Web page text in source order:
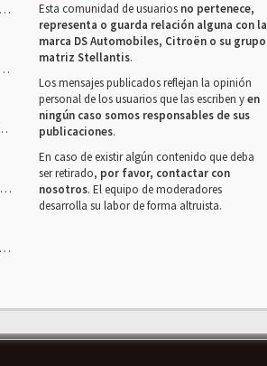
Esta comunidad de usuarios no pertenece,
representa o guarda relación alguna con la
marca DS Automobiles, Citroën o su grupo
matriz Stellantis.
Los mensajes publicados reflejan la opinión
personal de los usuarios que las escriben yen
ningún caso somos responsables de sus
publicaciones.
En caso de existir algún contenido que deba
ser retirado, por favor, contactar con
nosotros. El equipo de moderadores
desarrolla su labor de forma altruista.